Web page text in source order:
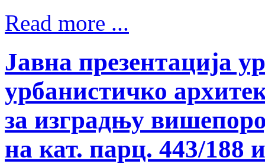
Read more ...
Јавна презентација
урбанистичко
за изградњу
на кат. парц. 443/188